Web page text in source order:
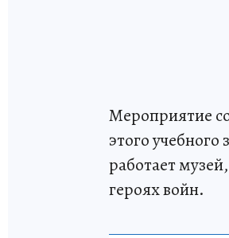
Мероприятие
этого
работает
героях войн.